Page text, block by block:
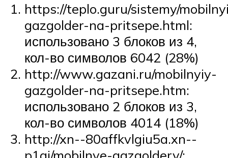
https://teplo.guru/sistemy/
gazgolder-na-pritsepe.html:
использовано 3 блоков из 4,
кол-во символов 6042 (28%)
http://www.gazani.ru/mobilnyiy-
gazgolder-na-pritsepe.htm:
использовано 2 блоков из 3,
кол-во символов 4014 (18%)
http://xn--80affkvlgiu5a.xn--